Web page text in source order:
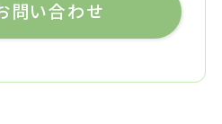
問い合わせ